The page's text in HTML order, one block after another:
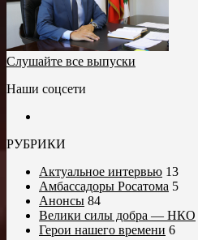
Слушайте все выпуски
Наши соцсети
РУБРИКИ
Актуальное интервью 13
Амбассадоры Росатома 5
Анонсы 84
Велики силы добра — НКО
Герои нашего времени 6